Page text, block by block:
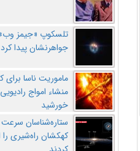
تلسکوپ «جیمز
جواهرنشان پیدا کرد
ماموریت ناسا
منشاء امواج
خورشید
ستاره‌شناسان
کهکشان راه‌شیری را